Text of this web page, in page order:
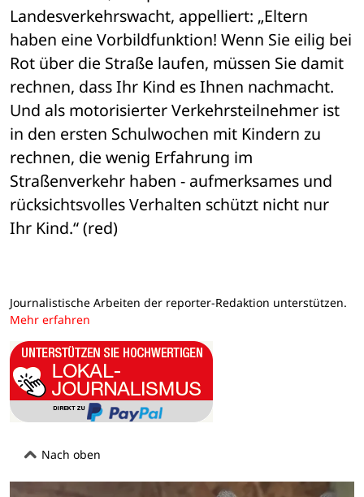
Landesverkehrswacht, appelliert: „Eltern
haben eine Vorbildfunktion! Wenn Sie eilig bei
Rot über die Straße laufen, müssen Sie damit
rechnen, dass Ihr Kind es Ihnen nachmacht.
Und als motorisierter Verkehrsteilnehmer ist
in den ersten Schulwochen mit Kindern zu
rechnen, die wenig Erfahrung im
Straßenverkehr haben - aufmerksames und
rücksichtsvolles Verhalten schützt nicht nur
Ihr Kind.“ (red)
Journalistische Arbeiten der reporter-Redaktion unterstützen.
Mehr erfahren
Nach oben